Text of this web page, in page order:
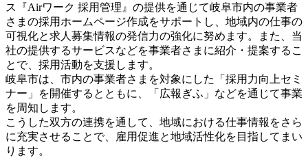
ス『Airワーク 採用管理』の提供を通じて岐阜市内の事業者
さまの採用ホームページ作成をサポートし、地域内の仕事の
可視化と求人募集情報の発信力の強化に努めます。また、当
社の提供するサービスなどを事業者さまに紹介・提案するこ
とで、採用活動を支援します。
岐阜市は、市内の事業者さまを対象にした「採用力向上セミ
ナー」を開催するとともに、「広報ぎふ」などを通じて事業
を周知します。
こうした双方の連携を通して、地域における仕事情報をさら
に充実させることで、雇用促進と地域活性化を目指してまい
ります。